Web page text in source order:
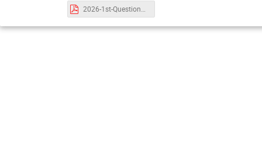
2026-1st-Questionnaire(1).pdf